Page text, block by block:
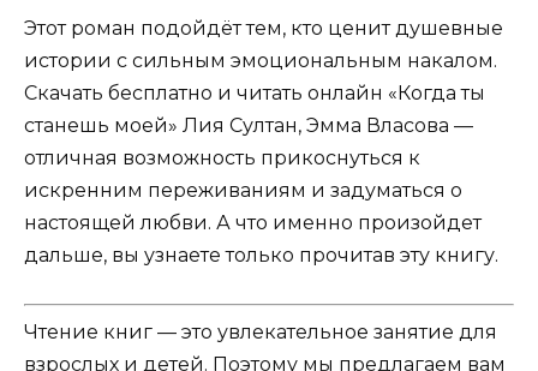
Этот роман подойдёт тем, кто ценит душевные
истории с сильным эмоциональным накалом.
Скачать бесплатно и читать онлайн «Когда ты
станешь моей» Лия Султан, Эмма Власова —
отличная возможность прикоснуться к
искренним переживаниям и задуматься о
настоящей любви. А что именно произойдет
дальше, вы узнаете только прочитав эту книгу.
Чтение книг — это увлекательное занятие для
взрослых и детей. Поэтому мы предлагаем вам